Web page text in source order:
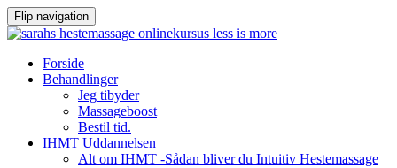
Flip navigation
VidereForside
Behandlinger
Jeg tibyder
Massageboost
Bestil tid.
IHMT Uddannelsen
Alt om IHMT -Sådan bliver du Intuitiv Hestemassage